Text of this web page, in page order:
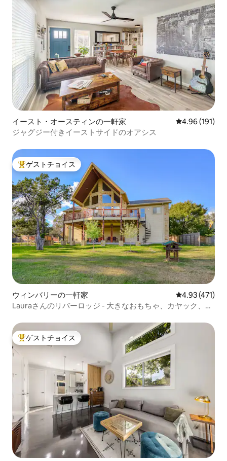
イースト・オースティンの一軒家 レビュー191
4.96 (191)
ジャグジー付きイーストサイドのオアシス
大好評のゲストチョイスです。
ゲストチョイス
ウィンバリーの一軒家 レビュー471
4.93 (471)
Lauraさんのリバーロッジ - 大きなおもちゃ、カヤック、チ
大好評のゲストチョイスです。
ゲストチョイス